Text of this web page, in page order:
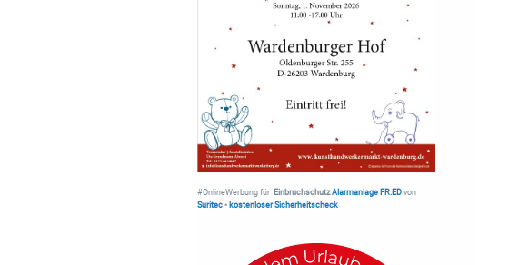
#OnlineWerbung für Einbruchschutz Alarmanlage FR.ED von
Suritec• kostenloser Sicherheitscheck